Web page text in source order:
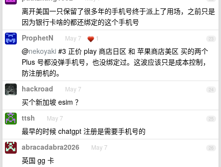
离开美国一只保留了很多年的手机号终于派上了用场，之前只是
因为银行卡啥的都还绑定的这个手机号
23
ProphetN May 7 1
@nekoyaki #3 正价 play 商店日区 和 苹果商店美区 买的两个
Plus 号都没弹手机号，也没绑定过。这波应该只是成本控制，
防注册机的。
24
hackroad May 7
买个新加坡 esim ？
25
ttsh May 7
最早的时候 chatgpt 注册是需要手机号的
26
abracadabra2026 May 7
英国 gg 卡